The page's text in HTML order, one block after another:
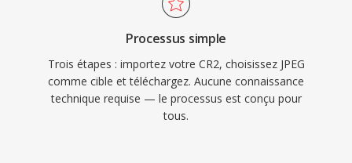
Processus simple
Trois étapes : importez votre CR2, choisissez JPEG
comme cible et téléchargez. Aucune connaissance
technique requise — le processus est conçu pour
tous.